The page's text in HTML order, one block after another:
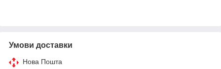
Умови доставки
Нова Пошта